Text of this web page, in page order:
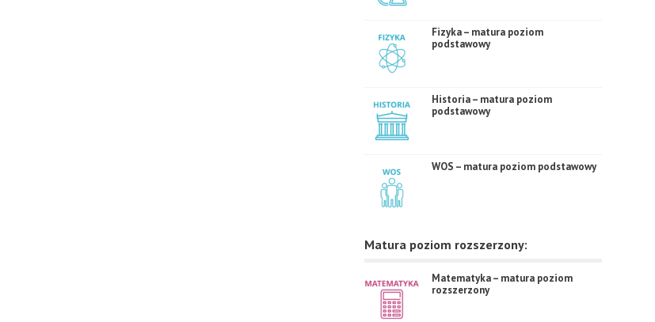
Fizyka – matura poziom
podstawowy
Historia – matura poziom
podstawowy
WOS – matura poziom podstawowy
Matura poziom rozszerzony:
Matematyka – matura poziom
rozszerzony